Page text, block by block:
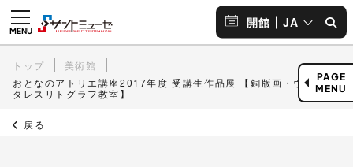
開館 JA
トップ
美術館
おとなのアトリエ講座2017年度 受講生作品展 【銅版画・ウォー
タレスリトグラフ教室】
戻る
PAGE
MENU